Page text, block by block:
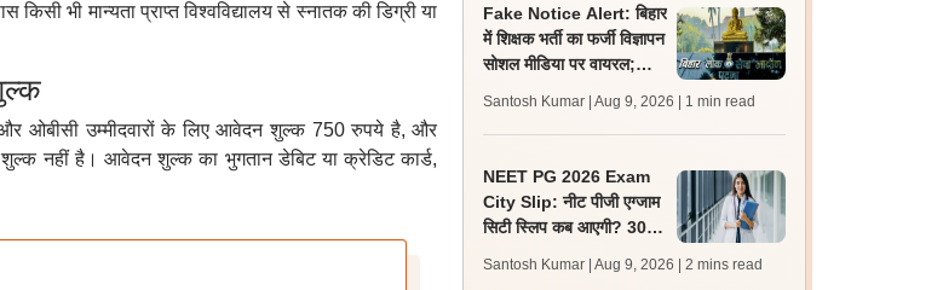
भी मान्यता प्राप्त विश्वविद्यालय से स्नातक की डिग्री या
ओबीसी उम्मीदवारों के लिए आवेदन शुल्क 750 रुपये है, और
शुल्क नहीं है। आवेदन शुल्क का भुगतान डेबिट या क्रेडिट कार्ड,
Fake Notice Alert: बिहार
में शिक्षक भर्ती का फर्जी विज्ञापन
सोशल मीडिया पर वायरल;
Santosh Kumar | Aug 9, 2026 | 1 min read
NEET PG 2026 Exam
City Slip: नीट पीजी एग्जाम
सिटी स्लिप कब आएगी? 30
Santosh Kumar | Aug 9, 2026 | 2 mins read